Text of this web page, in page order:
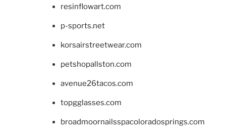
resinflowart.com
p-sports.net
korsairstreetwear.com
petshopallston.com
avenue26tacos.com
topgglasses.com
broadmoornailsspacoloradosprings.com